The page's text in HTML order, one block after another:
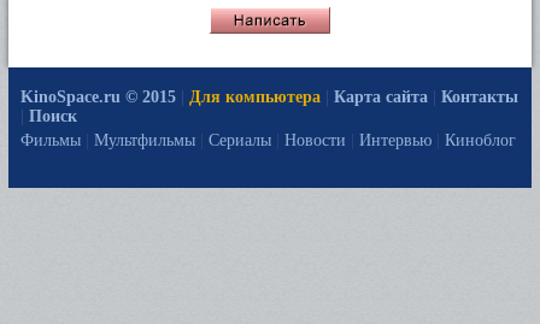
KinoSpace.ru © 2015 Для компьютера Карта сайта
Контакты
Поиск
Фильмы
Мультфильмы Сериалы Новости Интервью Киноблог